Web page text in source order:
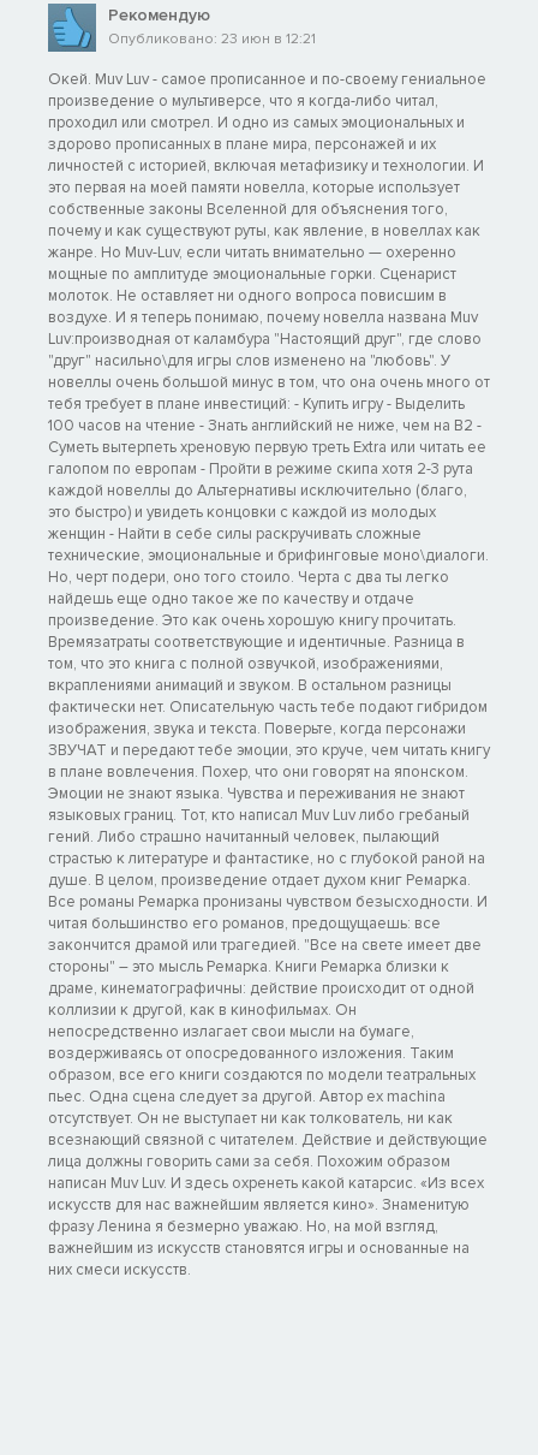
Рекомендую
Опубликовано: 23 июн в 12:21
Окей. Muv Luv - самое прописанное и по-своему гениальное
произведение о мультиверсе, что я когда-либо читал,
проходил или смотрел. И одно из самых эмоциональных и
здорово прописанных в плане мира, персонажей и их
личностей с историей, включая метафизику и технологии. И
это первая на моей памяти новелла, которые использует
собственные законы Вселенной для объяснения того,
почему и как существуют руты, как явление, в новеллах как
жанре. Но Muv-Luv, если читать внимательно — охеренно
мощные по амплитуде эмоциональные горки. Сценарист
молоток. Не оставляет ни одного вопроса повисшим в
воздухе. И я теперь понимаю, почему новелла названа Muv
Luv:производная от каламбура "Настоящий друг", где слово
"друг" насильно\для игры слов изменено на "любовь". У
новеллы очень большой минус в том, что она очень много от
тебя требует в плане инвестиций: - Купить игру - Выделить
100 часов на чтение - Знать английский не ниже, чем на B2 -
Суметь вытерпеть хреновую первую треть Extra или читать ее
галопом по европам - Пройти в режиме скипа хотя 2-3 рута
каждой новеллы до Альтернативы исключительно (благо,
это быстро) и увидеть концовки с каждой из молодых
женщин - Найти в себе силы раскручивать сложные
технические, эмоциональные и брифинговые моно\диалоги.
Но, черт подери, оно того стоило. Черта с два ты легко
найдешь еще одно такое же по качеству и отдаче
произведение. Это как очень хорошую книгу прочитать.
Времязатраты соответствующие и идентичные. Разница в
том, что это книга с полной озвучкой, изображениями,
вкраплениями анимаций и звуком. В остальном разницы
фактически нет. Описательную часть тебе подают гибридом
изображения, звука и текста. Поверьте, когда персонажи
ЗВУЧАТ и передают тебе эмоции, это круче, чем читать книгу
в плане вовлечения. Похер, что они говорят на японском.
Эмоции не знают языка. Чувства и переживания не знают
языковых границ. Тот, кто написал Muv Luv либо гребаный
гений. Либо страшно начитанный человек, пылающий
страстью к литературе и фантастике, но с глубокой раной на
душе. В целом, произведение отдает духом книг Ремарка.
Все романы Ремарка пронизаны чувством безысходности. И
читая большинство его романов, предощущаешь: все
закончится драмой или трагедией. "Все на свете имеет две
стороны" – это мысль Ремарка. Книги Ремарка близки к
драме, кинематографичны: действие происходит от одной
коллизии к другой, как в кинофильмах. Он
непосредственно излагает свои мысли на бумаге,
воздерживаясь от опосредованного изложения. Таким
образом, все его книги создаются по модели театральных
пьес. Одна сцена следует за другой. Автор ex machina
отсутствует. Он не выступает ни как толкователь, ни как
всезнающий связной с читателем. Действие и действующие
лица должны говорить сами за себя. Похожим образом
написан Muv Luv. И здесь охренеть какой катарсис. «Из всех
искусств для нас важнейшим является кино». Знаменитую
фразу Ленина я безмерно уважаю. Но, на мой взгляд,
важнейшим из искусств становятся игры и основанные на
них смеси искусств.